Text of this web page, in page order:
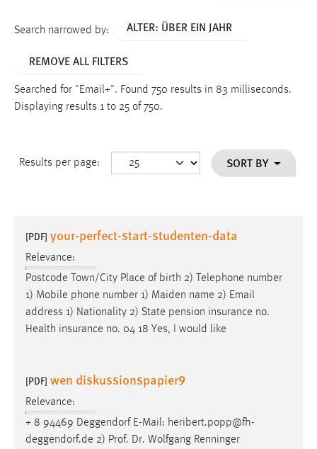
Search narrowed by: ALTER: ÜBER EIN JAHR
REMOVE ALL FILTERS
Searched for "Email+". Found 750 results in 83 milliseconds.
Displaying results 1 to 25 of 750.
Results per page: SORT BY
[PDF] your-perfect-start-studenten-data
Relevance:
Postcode Town/City Place of birth 2) Telephone number
1) Mobile phone number 1) Maiden name 2) Email
address 1) Nationality 2) State pension insurance no.
Health insurance no. 04 18 Yes, I would like
[PDF] wen diskussionspapier9
Relevance:
+ 8 94469 Deggendorf E-Mail: heribert.popp@fh-
deggendorf.de 2) Prof. Dr. Wolfgang Renninger